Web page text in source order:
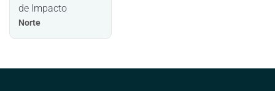
de Impacto
Norte